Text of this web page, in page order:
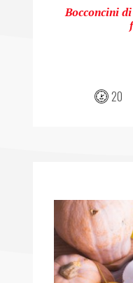
Bocconcini
20